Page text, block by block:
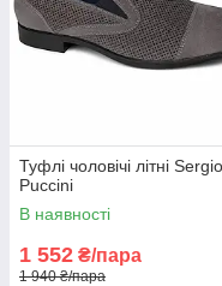
Туфлі чоловічі літні Sergio
Puccini
В наявності
1 552 ₴/пара
1 940 ₴/пара